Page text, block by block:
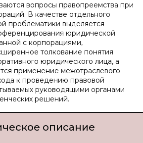
вопросы правопреемства при
В качестве отдельного
проблематики выделяется
юридической
с корпорациями,
толкование понятия
юридического лица, а
применение межотраслевого
к проведению правовой
руководящими органами
решений.
описание